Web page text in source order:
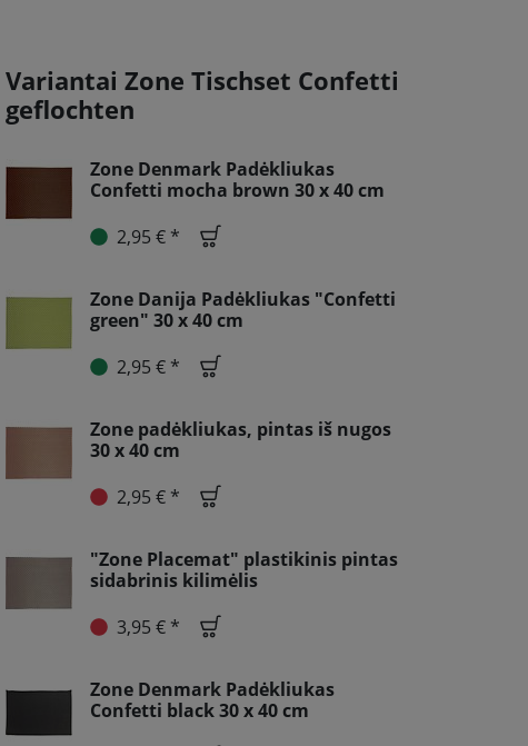
Variantai Zone Tischset Confetti
geflochten
Zone Denmark Padėkliukas
Confetti mocha brown 30 x 40 cm
2,95 € *
Zone Danija Padėkliukas "Confetti
green" 30 x 40 cm
2,95 € *
Zone padėkliukas, pintas iš nugos
30 x 40 cm
2,95 € *
"Zone Placemat" plastikinis pintas
sidabrinis kilimėlis
3,95 € *
Zone Denmark Padėkliukas
Confetti black 30 x 40 cm